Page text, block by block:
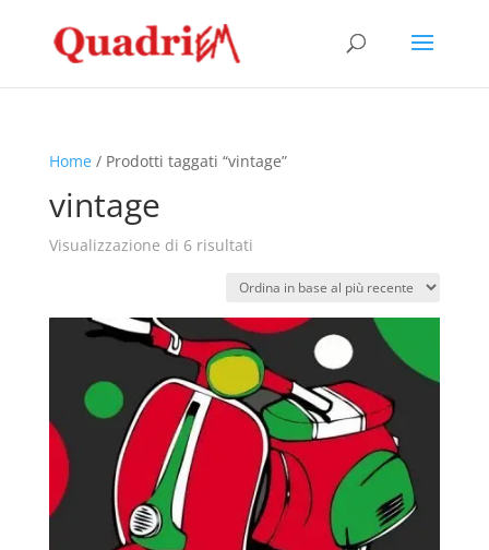
Home/ Prodotti taggati “vintage”
vintage
Visualizzazione di 6 risultatiOrdina
base
al
più
recente